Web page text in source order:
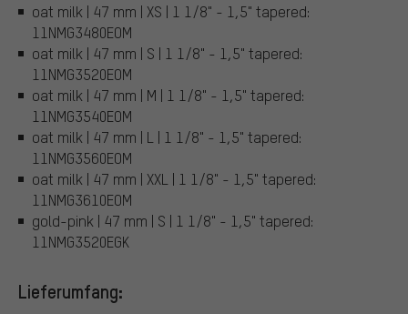
oat milk | 47 mm | XS | 1 1/8" - 1,5" tapered:
11NMG3480EOM
oat milk | 47 mm | S | 1 1/8" - 1,5" tapered:
11NMG3520EOM
oat milk | 47 mm | M | 1 1/8" - 1,5" tapered:
11NMG3540EOM
oat milk | 47 mm | L | 1 1/8" - 1,5" tapered:
11NMG3560EOM
oat milk | 47 mm | XXL | 1 1/8" - 1,5" tapered:
11NMG3610EOM
gold-pink | 47 mm | S | 1 1/8" - 1,5" tapered:
11NMG3520EGK
Lieferumfang: